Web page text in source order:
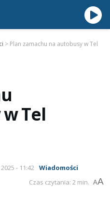
> Plan zamachu na autobusy w Tel
Tel
- 11:42 Wiadomości
Czas czytania: 2 min. AA